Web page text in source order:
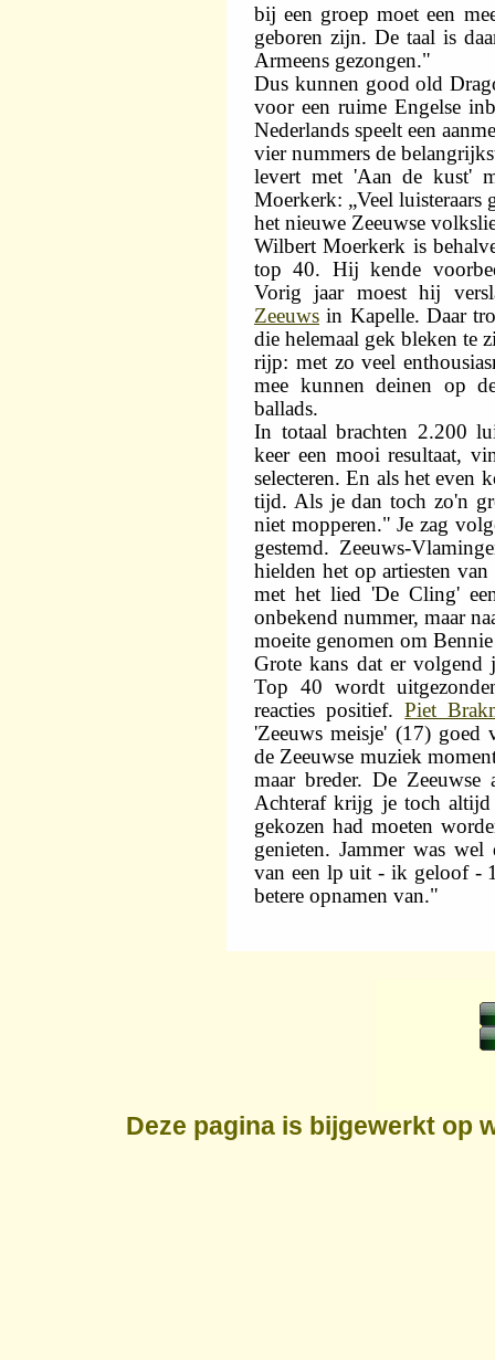
bij een groep moet een
geboren zijn. De taal is
Armeens gezongen."
Dus kunnen good old
voor een ruime Engelse
Nederlands speelt een
vier nummers de
levert met 'Aan de kust'
Moerkerk: „Veel luisteraars
het nieuwe Zeeuwse
Wilbert Moerkerk is
top 40. Hij kende
Vorig jaar moest hij
Zeeuws in Kapelle. Daar
die helemaal gek bleken te
rijp: met zo veel
mee kunnen deinen op
ballads.
In totaal brachten 2.200
keer een mooi resultaat,
selecteren. En als het even
tijd. Als je dan toch zo'n
niet mopperen." Je zag
gestemd. Zeeuws-
hielden het op artiesten
met het lied 'De Cling'
onbekend nummer, maar
moeite genomen om
Grote kans dat er volgend
Top 40 wordt
reacties positief.Piet
'Zeeuws meisje' (17) goed
de Zeeuwse muziek
maar breder. De
Achteraf krijg je toch
gekozen had moeten
genieten. Jammer was
van een lp uit - ik geloof -
betere opnamen van."
Deze pagina is bijgewerkt op